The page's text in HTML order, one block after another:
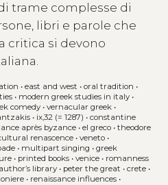
trame complesse di
libri e parole che
critica si devono
•east and west •oral tradition •
• modern greek studies in italy •
comedy •vernacular greek •
• ix,32 (= 1287) •constantine
après byzance •el greco •theodore
renascence •veneto •
• multipart singing •greek
• printed books •venice • romanness
author’s library • peter the great •crete •
• renaissance influences •